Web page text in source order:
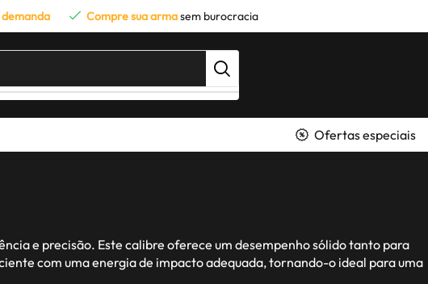
Compre sua armasem burocracia
Ofertas especiais
e precisão. Este calibre oferece um desempenho sólido tanto para
com uma energia de impacto adequada, tornando-o ideal para uma